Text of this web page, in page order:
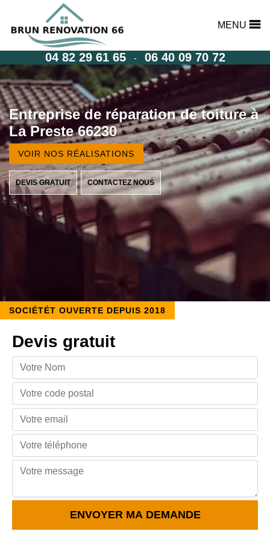
MENU
04 82 29 61 65 - 06 40 09 70 72
Entreprise de réparation de toiture à
La Preste 66230
VOIR NOS RÉALISATIONS
DEVIS GRATUIT CONTACTEZ NOUS
SOCIÉTÉT OUVERTE DEPUIS 2018
Devis gratuit